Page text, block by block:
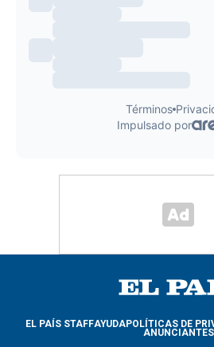
EL PAÍS STAFFAYUDAPOLÍTICAS DE
ANUNCIANTES